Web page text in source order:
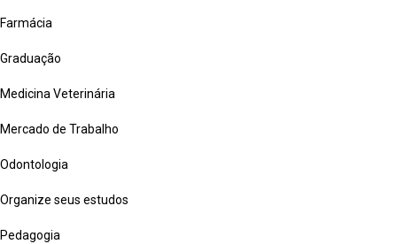
Farmácia
Graduação
Medicina Veterinária
Mercado de Trabalho
Odontologia
Organize seus estudos
Pedagogia